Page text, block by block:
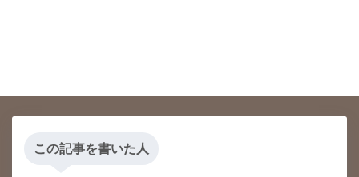
この記事を書いた人